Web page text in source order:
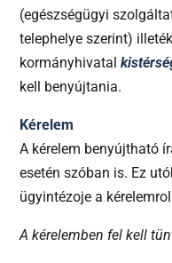
(egészségügyi
telephelye szerint)
kormányhivatal
kell benyújtania.
Kérelem
A kérelem benyújtható
esetén szóban is. Ez
ügyintézoje a
A kérelemben fel kell